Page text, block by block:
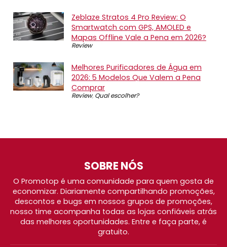
Zeblaze Stratos 4 Pro Review: O
Smartwatch com GPS, AMOLED e
Mapas Offline Vale a Pena em 2026?
Review
Melhores Purificadores de Água em
2026: 5 Modelos Que Valem a Pena
Comprar
Review, Qual escolher?
SOBRE NÓS
O Promotop é uma comunidade para quem gosta de
economizar. Diariamente compartilhando promoções,
descontos e bugs em nossos grupos de promoções,
nosso time acompanha todas as lojas confiáveis atrás
das melhores oportunidades. Entre e faça parte, é
gratuito.